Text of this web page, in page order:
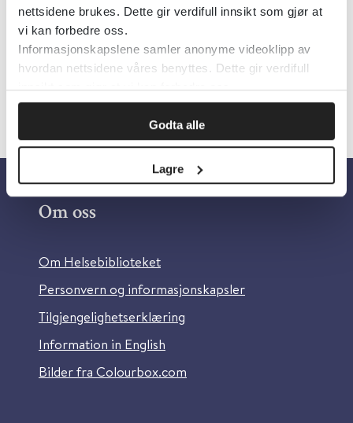
nettsidene brukes. Dette gir verdifull innsikt som gjør at
vi kan forbedre oss.
Informasjonskapslene samler anonyme videoklipp av
hvordan nettsidene våres benyttes. Dette gir verdifull
innsikt som gjør at vi kan forbedre oss.
Godta alle
Lagre
Detaljer
Om oss
Om Helsebiblioteket
Personvern og informasjonskapsler
Tilgjengelighetserklæring
Information in English
Bilder fra Colourbox.com